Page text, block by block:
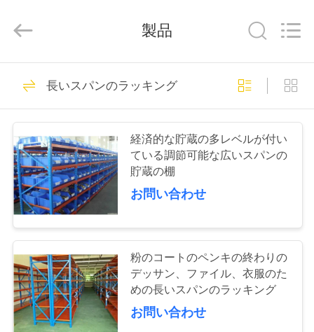
HOME
PRODUCTS
ABOUT
US
FACTORY
TOUR
QUALITY
CONTROL
Racking
頑丈なパレット ラ
ッキング
選択的パレット ラ
ック
78
製品
長いスパンのラッキング
経済的な貯蔵の多レベルが付い
ている調節可能な広いスパンの
貯蔵の棚
お問い合わせ
粉のコートのペンキの終わりの
デッサン、ファイル、衣服のた
めの長いスパンのラッキング
お問い合わせ